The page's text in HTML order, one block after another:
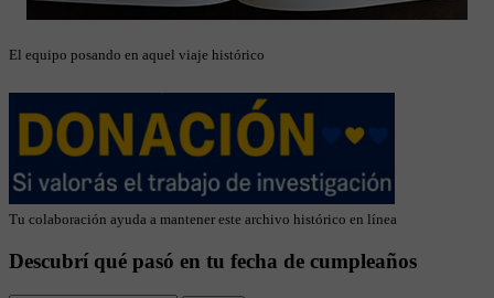
El equipo posando en aquel viaje histórico
Tu colaboración ayuda a mantener este archivo histórico en línea
Descubrí qué pasó en tu fecha de cumpleaños